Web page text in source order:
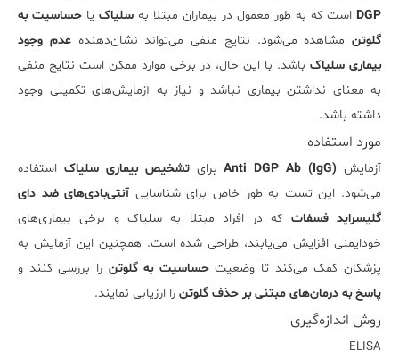
DGP است که به طور معمول در بیماران مبتلا به سلیاک یا حساسیت به
گلوتن مشاهده می‌شود. نتایج منفی می‌تواند نشان‌دهندهعدم وجود
بیماری سلیاک باشد. با این حال، در برخی موارد ممکن است نتایج منفی
به معنای نداشتن بیماری نباشد و نیاز به آزمایش‌های تکمیلی وجود
داشته باشد.
مورد استفاده
آزمایش Anti DGP Ab (IgG)برایتشخیص بیماری سلیاک استفاده
می‌شود. این تست به طور خاص برای شناسایی آنتی‌بادی‌های ضد دای
گلیسراید فسفات که در افراد مبتلا به سلیاک و برخی بیماری‌های
خودایمنی افزایش می‌یابند، طراحی شده است. همچنین این آزمایش به
پزشکان کمک می‌کند تا وضعیتحساسیت به گلوتن را بررسی کنند و
پاسخ به درمان‌های مبتنی بر حذف گلوتن را ارزیابی نمایند.
روش اندازه‌گیری
ELISA